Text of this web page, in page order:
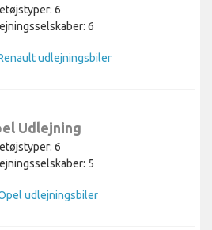
6
6
udlejningsbiler
Udlejning
6
5
udlejningsbiler